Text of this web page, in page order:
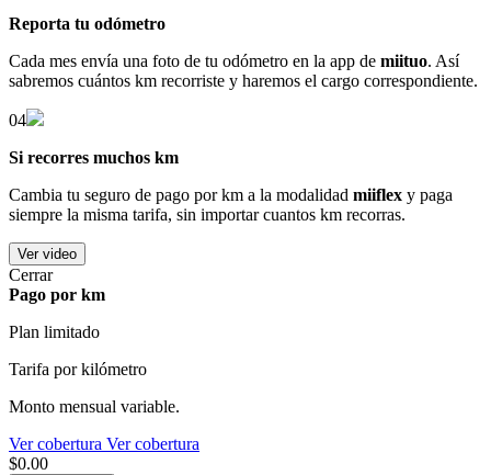
Reporta tu odómetro
Cada mes envía una foto de tu odómetro en la app de miituo. Así
sabremos cuántos km recorriste y haremos el cargo correspondiente.
04
Si recorres muchos km
Cambia tu seguro de pago por km a la modalidad miiflex y paga
siempre la misma tarifa, sin importar cuantos km recorras.
Ver video
Cerrar
Pago por km
Plan limitado
Tarifa por kilómetro
Monto mensual variable.
Ver cobertura Ver cobertura
$0.00